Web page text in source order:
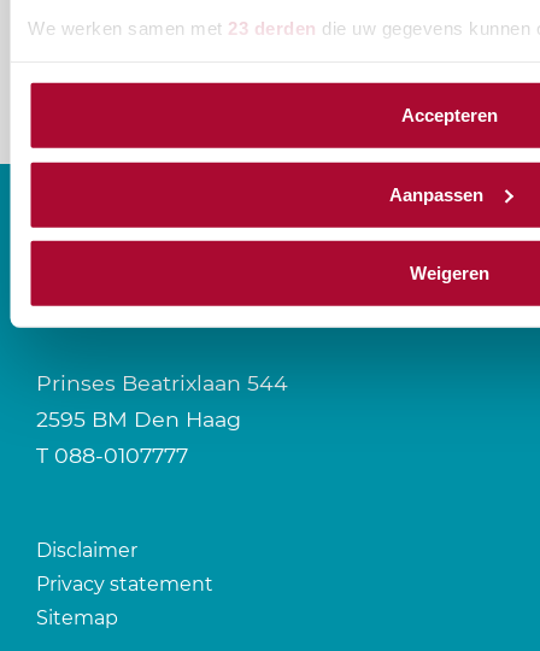
We werken samen met 23 derden die uw gegevens kunnen
Accepteren
Aanpassen
Weigeren
CONTACT
Prinses Beatrixlaan 544
2595 BM Den Haag
T 088-0107777
Disclaimer
Privacy statement
Sitemap